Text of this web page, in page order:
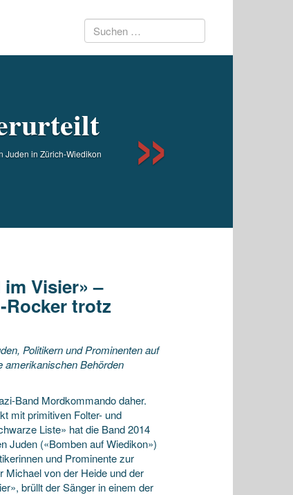
Suchen
Juden in Zürich-Wiedikon
Visier» –
Rocker trotz
Politikern und Prominenten auf
amerikanischen Behörden
Band Mordkommando daher.
mit primitiven Folter- und
Liste» hat die Band 2014
Juden («Bomben auf Wiedikon»)
und Prominente zur
Michael von der Heide und der
brüllt der Sänger in einem der